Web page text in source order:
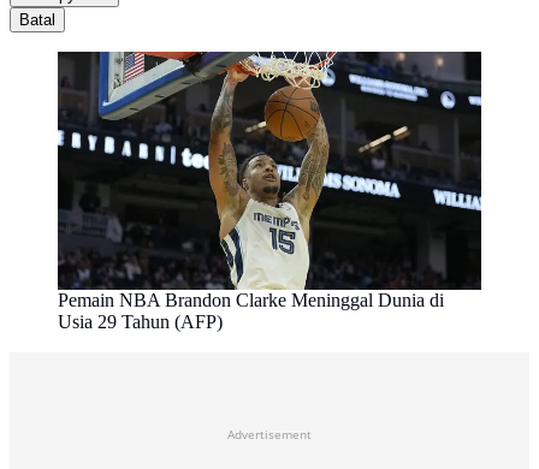
Batal
Pemain NBA Brandon Clarke Meninggal Dunia di
Usia 29 Tahun (AFP)
Advertisement